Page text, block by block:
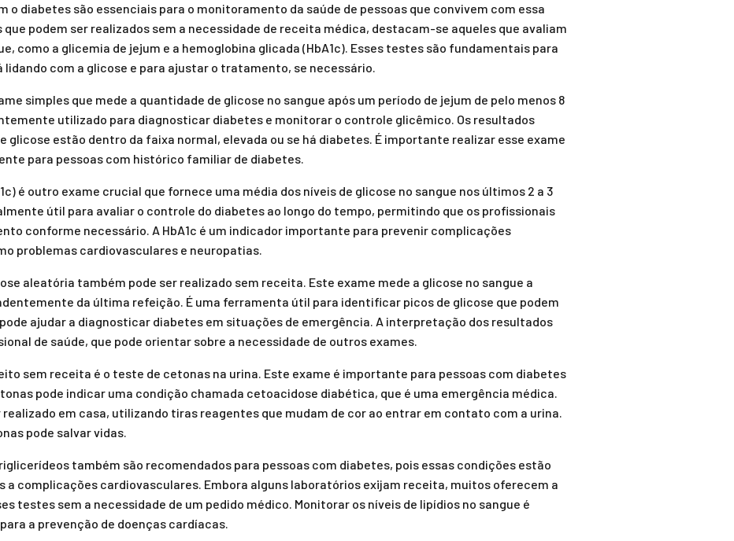
o diabetes são essenciais para o monitoramento da saúde de pessoas que convivem com essa
que podem ser realizados sem a necessidade de receita médica, destacam-se aqueles que avaliam
como a glicemia de jejum e a hemoglobina glicada (HbA1c). Esses testes são fundamentais para
com a glicose e para ajustar o tratamento, se necessário.
simples que mede a quantidade de glicose no sangue após um período de jejum de pelo menos 8
utilizado para diagnosticar diabetes e monitorar o controle glicêmico. Os resultados
glicose estão dentro da faixa normal, elevada ou se há diabetes. É importante realizar esse exame
para pessoas com histórico familiar de diabetes.
é outro exame crucial que fornece uma média dos níveis de glicose no sangue nos últimos 2 a 3
útil para avaliar o controle do diabetes ao longo do tempo, permitindo que os profissionais
conforme necessário. A HbA1c é um indicador importante para prevenir complicações
problemas cardiovasculares e neuropatias.
aleatória também pode ser realizado sem receita. Este exame mede a glicose no sangue a
da última refeição. É uma ferramenta útil para identificar picos de glicose que podem
ajudar a diagnosticar diabetes em situações de emergência. A interpretação dos resultados
de saúde, que pode orientar sobre a necessidade de outros exames.
sem receita é o teste de cetonas na urina. Este exame é importante para pessoas com diabetes
pode indicar uma condição chamada cetoacidose diabética, que é uma emergência médica.
realizado em casa, utilizando tiras reagentes que mudam de cor ao entrar em contato com a urina.
pode salvar vidas.
também são recomendados para pessoas com diabetes, pois essas condições estão
complicações cardiovasculares. Embora alguns laboratórios exijam receita, muitos oferecem a
testes sem a necessidade de um pedido médico. Monitorar os níveis de lipídios no sangue é
a prevenção de doenças cardíacas.